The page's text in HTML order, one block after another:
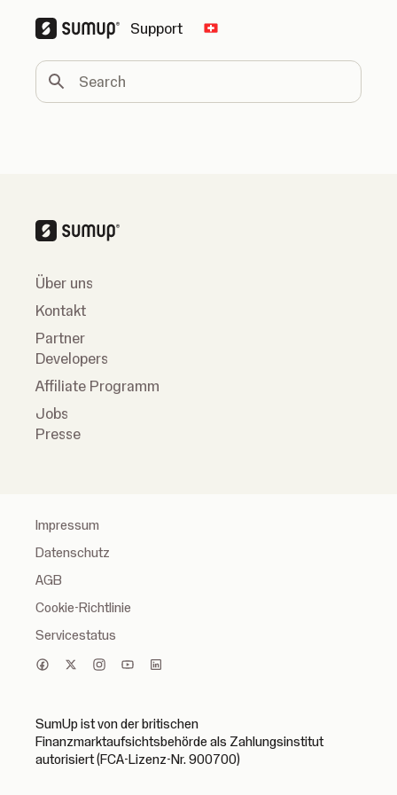
Support Change country
Search
Über uns
Kontakt
Partner
Developers
Affiliate Programm
Jobs
Presse
Impressum
Datenschutz
AGB
Cookie-Richtlinie
Servicestatus
SumUp ist von der britischen
Finanzmarktaufsichtsbehörde als Zahlungsinstitut
autorisiert (FCA-Lizenz-Nr. 900700)